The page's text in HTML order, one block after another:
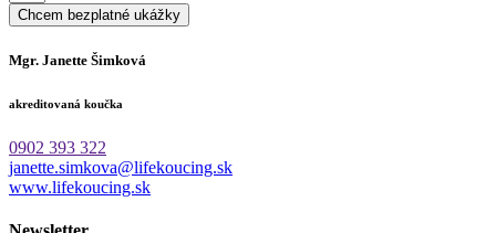
Chcem bezplatné ukážky
Mgr. Janette Šimková
akreditovaná koučka
0902 393 322
janette.simkova@lifekoucing.sk
www.lifekoucing.sk